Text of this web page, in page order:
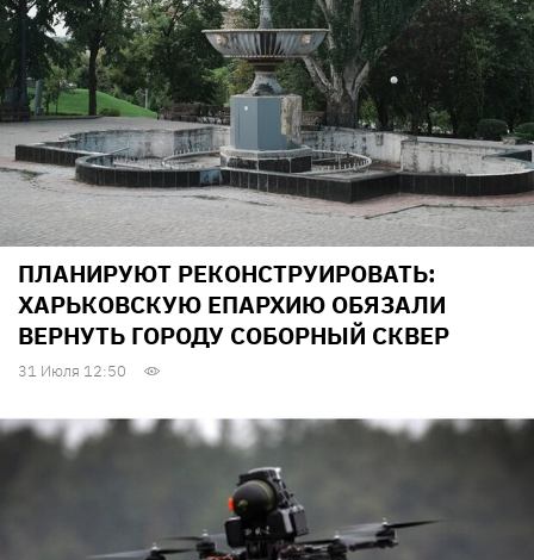
ПЛАНИРУЮТ РЕКОНСТРУИРОВАТЬ:
ХАРЬКОВСКУЮ ЕПАРХИЮ ОБЯЗАЛИ
ВЕРНУТЬ ГОРОДУ СОБОРНЫЙ СКВЕР
31 Июля 12:50